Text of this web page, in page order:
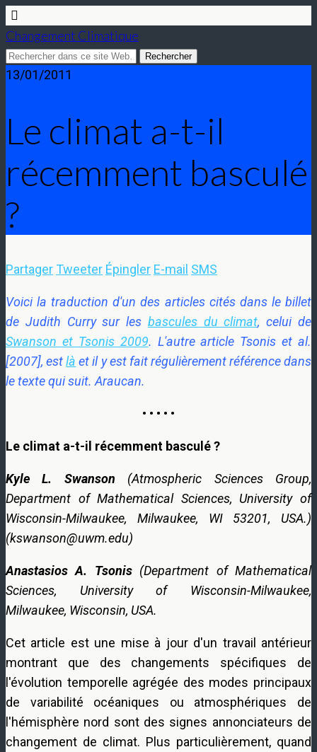
Changement Climatique
13/01/2011
Le climat a-t-il
récemment basculé
?
Partager Tweeter Épingler E-mail SMS
Voici la traduction d'un des articles cités dans le billet
de Judith Curry sur les bascules du climat, celui de
Swanson et Tsonis 2009. L'autre article Tsonis et al.
[2007],estlà et il y est fait régulièrement référence dans
le texte qui suit. Araucan.
• • • • •
Le climat a-t-il récemment basculé ?
Kyle L. Swanson
(Atmospheric Sciences Group,
Department of Mathematical Sciences, University of
Wisconsin-Milwaukee, Milwaukee, WI 53201, USA.)
(kswanson@uwm.edu)
Anastasios A. Tsonis (Department of Mathematical
Sciences, University of Wisconsin-Milwaukee,
Milwaukee, Wisconsin, USA.
Cet article est une mise à jour d'un travail antérieur
montrant que des changements spécifiques de
l'évolution temporelle agrégée des modes principaux
de variabilité océaniques ou atmosphériques de
l'hémisphère nord sont des signes annonciateurs de
changement de climat. Plus particulièrement, quand